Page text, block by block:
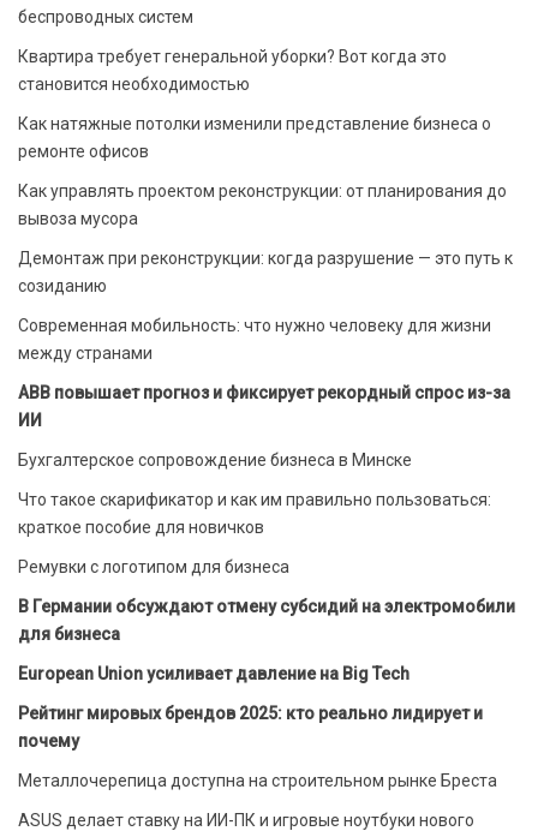
беспроводных систем
Квартира требует генеральной уборки? Вот когда это
становится необходимостью
Как натяжные потолки изменили представление бизнеса о
ремонте офисов
Как управлять проектом реконструкции: от планирования до
вывоза мусора
Демонтаж при реконструкции: когда разрушение — это путь к
созиданию
Современная мобильность: что нужно человеку для жизни
между странами
ABB повышает прогноз и фиксирует рекордный спрос из-за
ИИ
Бухгалтерское сопровождение бизнеса в Минске
Что такое скарификатор и как им правильно пользоваться:
краткое пособие для новичков
Ремувки с логотипом для бизнеса
В Германии обсуждают отмену субсидий на электромобили
для бизнеса
European Union усиливает давление на Big Tech
Рейтинг мировых брендов 2025: кто реально лидирует и
почему
Металлочерепица доступна на строительном рынке Бреста
ASUS делает ставку на ИИ-ПК и игровые ноутбуки нового